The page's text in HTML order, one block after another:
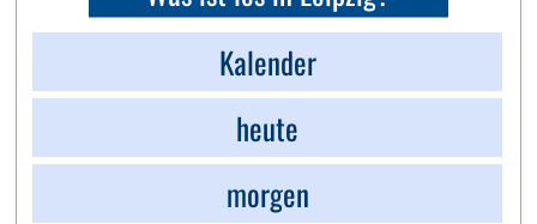
Kalender
heute
morgen